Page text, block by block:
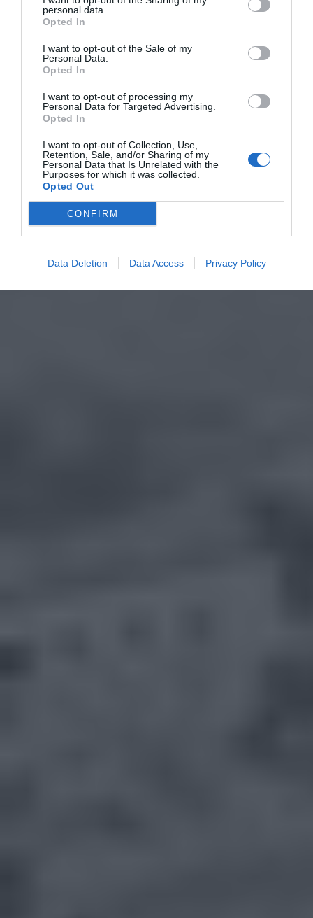
personal data.
Opted In
I want to opt-out of the Sale of my
Personal Data.
Opted In
I want to opt-out of processing my
Personal Data for Targeted Advertising.
Opted In
I want to opt-out of Collection, Use,
Retention, Sale, and/or Sharing of my
Personal Data that Is Unrelated with the
Purposes for which it was collected.
Opted Out
CONFIRM
Data Deletion Data Access Privacy Policy